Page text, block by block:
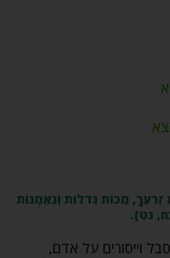
מַכּוֹת גְּדֹלֹות וְנֶאֱמָנוֹת
נט).
וייסורים על אדם,